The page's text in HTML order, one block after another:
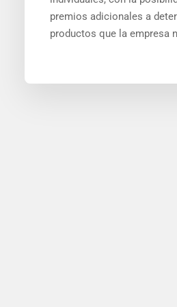
premios adicionales a
productos que la empresa